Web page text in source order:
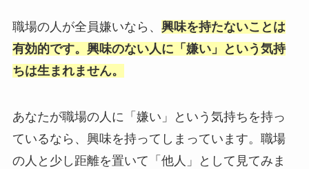
職場の人が全員嫌いなら、 興味を持たないことは
有効的です。興味のない人に「嫌い」という気持
ちは生まれません。
あなたが職場の人に「嫌い」という気持ちを持っ
ているなら、興味を持ってしまっています。職場
の人と少し距離を置いて「他人」として見てみま